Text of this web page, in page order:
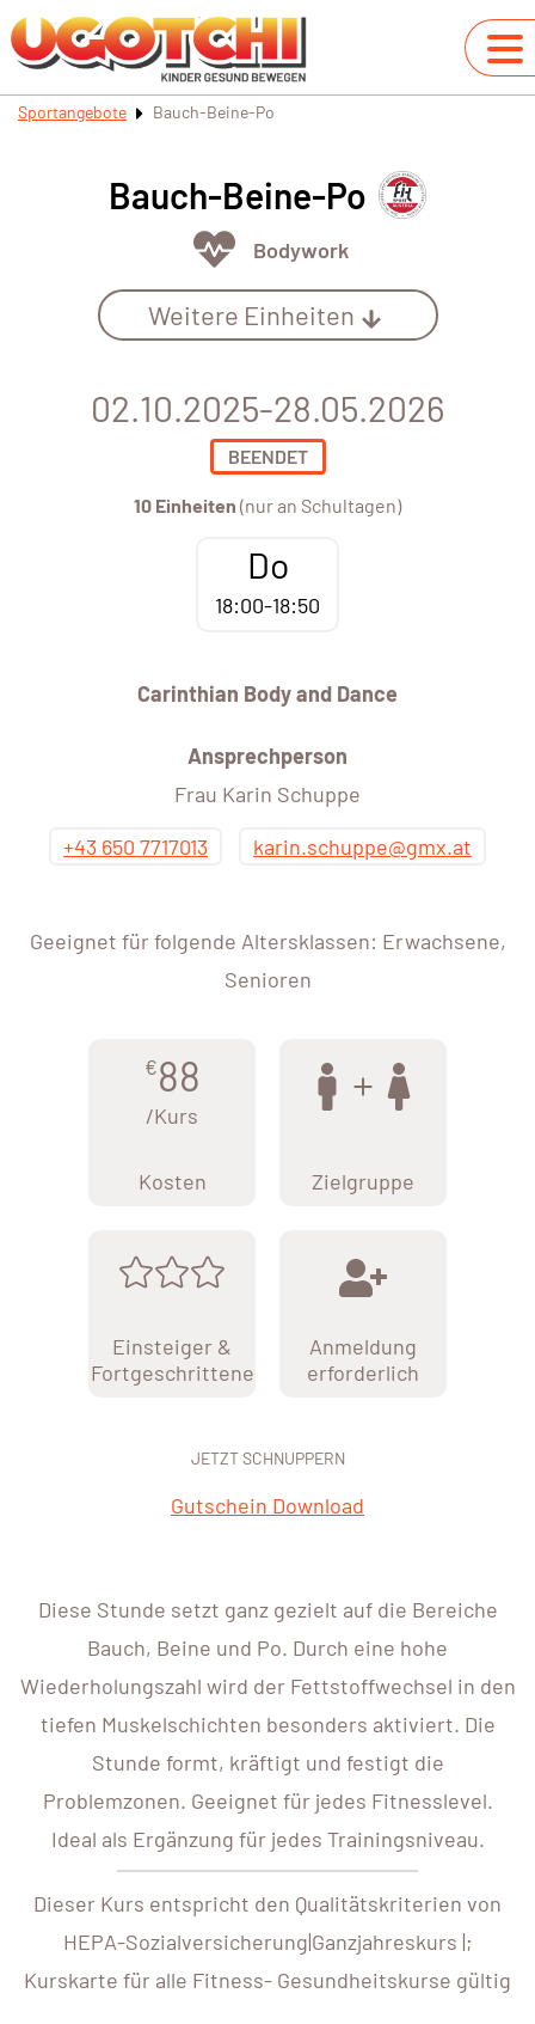
Sportangebote Bauch-Beine-Po
Bauch-Beine-Po
Bodywork
Weitere Einheiten
02.10.2025-28.05.2026
BEENDET
10 Einheiten (nur an Schultagen)
Do
18:00-18:50
Carinthian Body and Dance
Ansprechperson
Frau Karin Schuppe
+43 650 7717013
karin.schuppe@gmx.at
Geeignet für folgende Altersklassen: Erwachsene,
Senioren
€88
/Kurs
Kosten Zielgruppe
Einsteiger &
Fortgeschrittene
Anmeldung
erforderlich
JETZT SCHNUPPERN
Gutschein Download
Diese Stunde setzt ganz gezielt auf die Bereiche
Bauch, Beine und Po. Durch eine hohe
Wiederholungszahl wird der Fettstoffwechsel in den
tiefen Muskelschichten besonders aktiviert. Die
Stunde formt, kräftigt und festigt die
Problemzonen. Geeignet für jedes Fitnesslevel.
Ideal als Ergänzung für jedes Trainingsniveau.
Dieser Kurs entspricht den Qualitätskriterien von
HEPA-Sozialversicherung|Ganzjahreskurs |;
Kurskarte für alle Fitness- Gesundheitskurse gültig